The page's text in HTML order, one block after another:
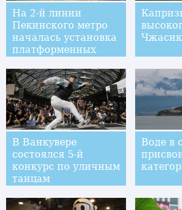
На 2-й линии
Пекинского метро
началась установка
платформенных
В Ванкувере
состоялся 5-й
конкурс по уличным
танцам
Воде в